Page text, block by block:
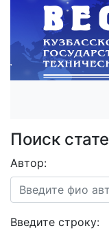
Поиск
Автор:
Введите строку: